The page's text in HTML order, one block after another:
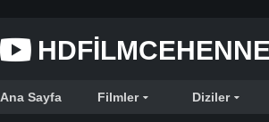
Ana Sayfa Filmler Diziler